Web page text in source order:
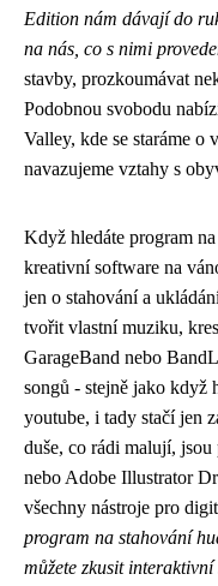
Edition nám dávají do
na nás, co s nimi
stavby, prozkoumávat
Podobnou svobodu
Valley, kde se staráme o
navazujeme vztahy s
Když hledáte program
kreativní software na
jen o stahování a
tvořit vlastní muziku,
GarageBand nebo
songů - stejně jako když
youtube, i tady stačí jen
duše, co rádi malují,
nebo Adobe Illustrator
všechny nástroje pro
program na stahování
můžete zkusit